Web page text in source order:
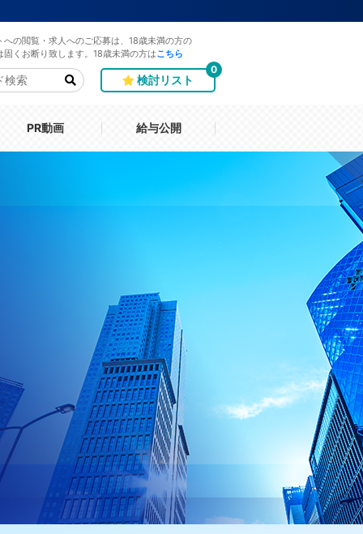
への閲覧・求人へのご応募は、18歳未満の方の
固くお断り致します。18歳未満の方は こちら
検討リスト
0
PR動画 給与公開